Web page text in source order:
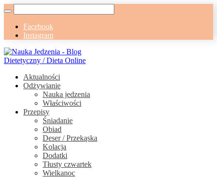
Facebook
Instagram
Aktualności
Odżywianie
Nauka jedzenia
Właściwości
Przepisy
Śniadanie
Obiad
Deser / Przekąska
Kolacja
Dodatki
Tłusty czwartek
Wielkanoc